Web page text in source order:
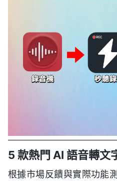
5 款熱門 AI 語音轉文
根據市場反饋與實際功能